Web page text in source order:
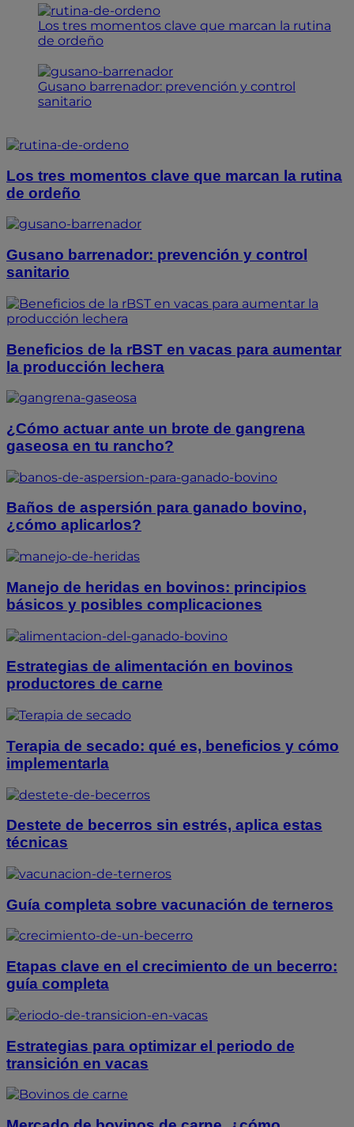
Los tres momentos clave que marcan la rutina
de ordeño
Gusano barrenador: prevención y control
sanitario
Los tres momentos clave que marcan la rutina
de ordeño
Gusano barrenador: prevención y control
sanitario
Beneficios de la rBST en vacas para aumentar
la producción lechera
¿Cómo actuar ante un brote de gangrena
gaseosa en tu rancho?
Baños de aspersión para ganado bovino,
¿cómo aplicarlos?
Manejo de heridas en bovinos: principios
básicos y posibles complicaciones
Estrategias de alimentación en bovinos
productores de carne
Terapia de secado: qué es, beneficios y cómo
implementarla
Destete de becerros sin estrés, aplica estas
técnicas
Guía completa sobre vacunación de terneros
Etapas clave en el crecimiento de un becerro:
guía completa
Estrategias para optimizar el periodo de
transición en vacas